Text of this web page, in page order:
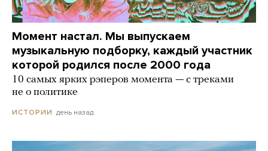
Момент настал. Мы выпускаем
музыкальную подборку, каждый участник
которой родился после 2000 года
10 самых ярких рэперов момента — с треками
не о политике
ИСТОРИИ день назад